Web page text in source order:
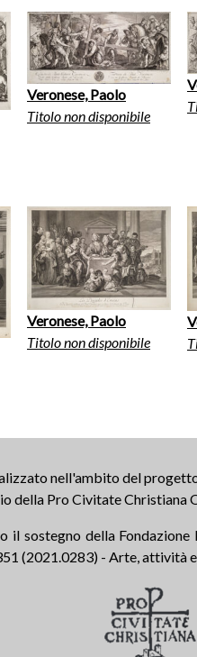
Veronese, Paolo
Titolo non disponibile
Veronese, Paolo
Titolo non disponibile
nell'ambito del
della Pro Civitate Christiana
il sostegno della
(2021.0283) - Arte, attività